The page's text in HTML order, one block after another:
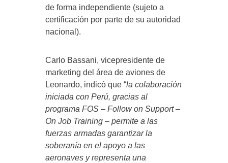
de forma independiente (sujeto a
certificación por parte de su autoridad
nacional).
Carlo Bassani, vicepresidente de
marketing del área de aviones de
Leonardo, indicó que “la colaboración
iniciada con Perú, gracias al
programa FOS – Follow on Support –
On Job Training – permite a las
fuerzas armadas garantizar la
soberanía en el apoyo a las
aeronaves y representa una